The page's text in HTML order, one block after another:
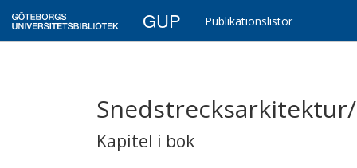
GUP Publikationslistor
Kapitel i bok